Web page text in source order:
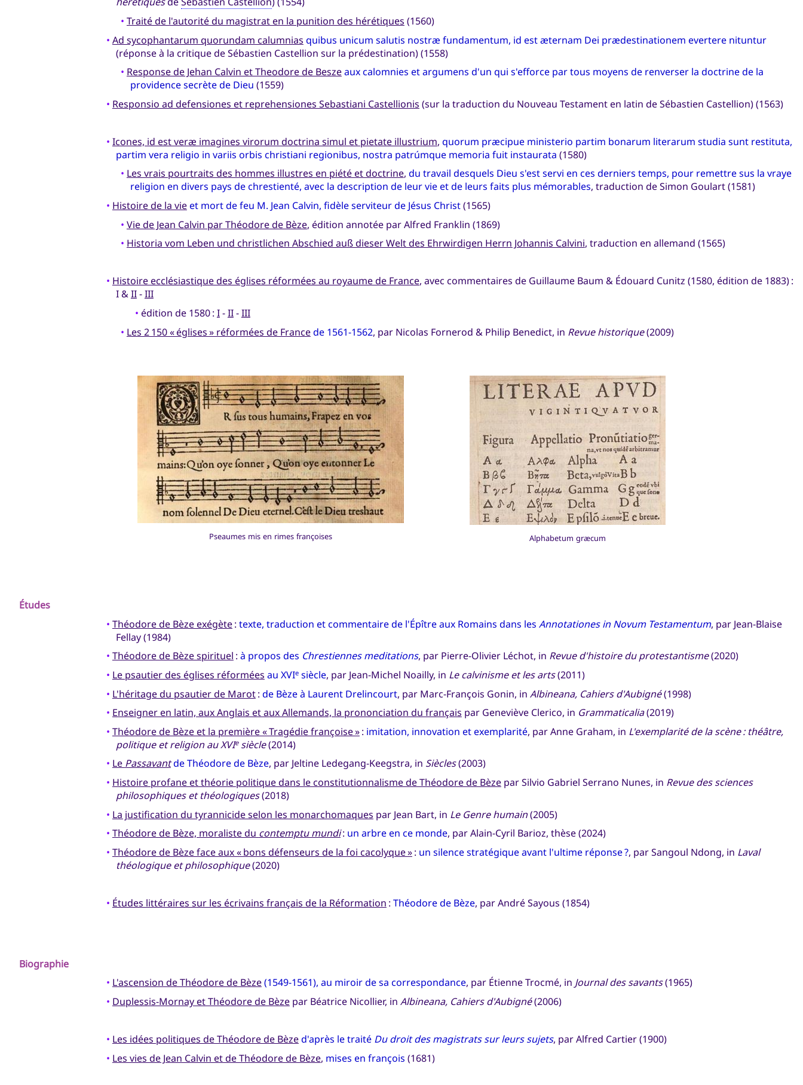
• Traité de l'autorité du magistrat en la punition des hérétiques (1560)
• Ad sycophantarum quorundam calumnias quibus unicum salutis nostræ fundamentum, id est æternam Dei prædestinationem evertere nituntur
(réponse à la critique de Sébastien Castellion sur la prédestination) (1558)
• Response de Jehan Calvin et Theodore de Beszeaux calomnies et argumens d'un qui s'efforce par tous moyens de renverser la doctrine de la
providence secrète de Dieu (1559)
• Responsio ad defensiones et reprehensiones Sebastiani Castellionis (sur la traduction du Nouveau Testament en latin de Sébastien Castellion) (1563)
• Icones, id est veræ imagines virorum doctrina simul et pietate illustrium, quorum præcipue ministerio partim bonarum literarum studia sunt restituta,
partim vera religio in variis orbis christiani regionibus, nostra patrúmque memoria fuit instaurata (1580)
• Les vrais pourtraits des hommes illustres en piété et doctrine, du travail desquels Dieu s'est servi en ces derniers temps, pour remettre sus la vraye
religion en divers pays de chrestienté, avec la description de leur vie et de leurs faits plus mémorables, traduction de Simon Goulart (1581)
• Histoire de la vieet mort de feu M. Jean Calvin, fidèle serviteur de Jésus Christ(1565)
• Vie de Jean Calvin par Théodore de Bèze, édition annotée par Alfred Franklin (1869)
• Historia vom Leben und christlichen Abschied auß dieser Welt des Ehrwirdigen Herrn Johannis Calvini, traduction en allemand (1565)
• Histoire ecclésiastique des églises réformées au royaume de France, avec commentaires de Guillaume Baum & Édouard Cunitz (1580, édition de 1883) :
I &II-III
• édition de 1580 : I-II-III
• Les 2 150 « églises » réformées de Francede 1561-1562, par Nicolas Fornerod & Philip Benedict, in Revue historique(2009)
Pseaumes mis en rimes françoises Alphabetum græcum
Études
• Théodore de Bèze exégète: texte, traduction et commentaire de l'Épître aux Romains dans les Annotationes in Novum Testamentum, par Jean-Blaise
Fellay (1984)
• Théodore de Bèze spirituel : à propos des Chrestiennes meditations, par Pierre-Olivier Léchot, in Revue d'histoire du protestantisme(2020)
• Le psautier des églises réformées au XVIesiècle, par Jean-Michel Noailly, in Le calvinisme et les arts(2011)
• L'héritage du psautier de Marot: de Bèze à Laurent Drelincourt, par Marc-François Gonin, in Albineana, Cahiers d'Aubigné(1998)
• Enseigner en latin, aux Anglais et aux Allemands, la prononciation du français par Geneviève Clerico, in Grammaticalia(2019)
• Théodore de Bèze et la première « Tragédie françoise »: imitation, innovation et exemplarité, par Anne Graham, in L'exemplarité de la scène : théâtre,
politique et religion au XVIesiècle(2014)
• Le Passavantde Théodore de Bèze, par Jeltine Ledegang-Keegstra, in Siècles(2003)
• Histoire profane et théorie politique dans le constitutionnalisme de Théodore de Bèzepar Silvio Gabriel Serrano Nunes, in Revue des sciences
philosophiques et théologiques(2018)
• La justification du tyrannicide selon les monarchomaques par Jean Bart, in Le Genre humain(2005)
• Théodore de Bèze, moraliste du contemptu mundi: un arbre en ce monde, par Alain-Cyril Barioz, thèse (2024)
• Théodore de Bèze face aux « bons défenseurs de la foi cacolyque »: un silence stratégique avant l'ultime réponse ?, par Sangoul Ndong, in Laval
théologique et philosophique(2020)
• Études littéraires sur les écrivains français de la Réformation : Théodore de Bèze, par André Sayous (1854)
Biographie
• L'ascension de Théodore de Bèze(1549-1561), au miroir de sa correspondance, par Étienne Trocmé, in Journal des savants(1965)
• Duplessis-Mornay et Théodore de Bèzepar Béatrice Nicollier, in Albineana, Cahiers d'Aubigné(2006)
• Les idées politiques de Théodore de Bèzed'après le traité Du droit des magistrats sur leurs sujets, par Alfred Cartier (1900)
• Les vies de Jean Calvin et de Théodore de Bèze, mises en françois (1681)